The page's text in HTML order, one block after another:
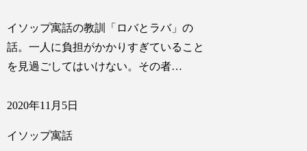
イソップ寓話の教訓「ロバとラバ」の
話。一人に負担がかかりすぎていること
を見過ごしてはいけない。その者…
2020年11月5日
イソップ寓話